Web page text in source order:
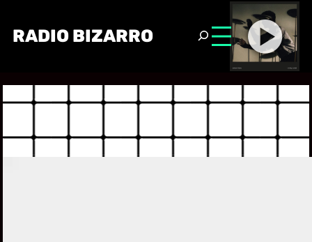
RADIO BIZARRO